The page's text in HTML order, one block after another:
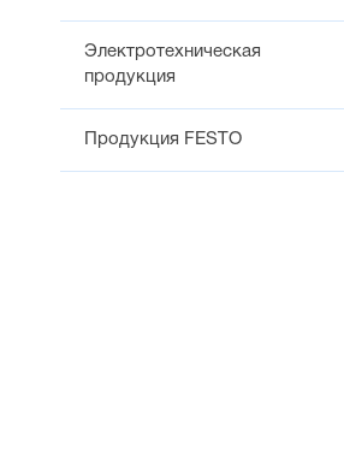
Электротехническая
продукция
Продукция FESTO